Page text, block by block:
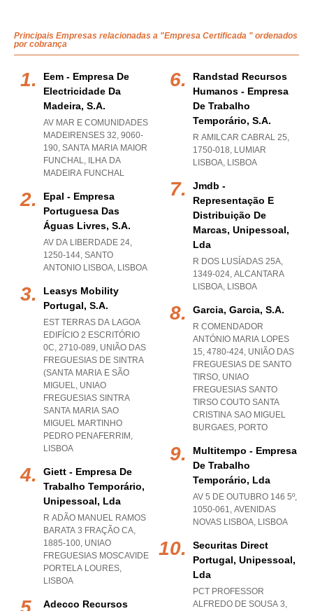
Principais Empresas relacionadas a "Empresa Certificada " ordenados
por cobrança
Eem - Empresa De
Electricidade Da
Madeira, S.a.
AV MAR E COMUNIDADES
MADEIRENSES 32, 9060-
190, SANTA MARIA MAIOR
FUNCHAL, ILHA DA
MADEIRA FUNCHAL
Epal - Empresa
Portuguesa Das
Águas Livres, S.a.
AV DA LIBERDADE 24,
1250-144, SANTO
ANTONIO LISBOA, LISBOA
Leasys Mobility
Portugal, S.a.
EST TERRAS DA LAGOA
EDIFÍCIO 2 ESCRITÓRIO
0C, 2710-089, UNIÃO DAS
FREGUESIAS DE SINTRA
(SANTA MARIA E SÃO
MIGUEL, UNIAO
FREGUESIAS SINTRA
SANTA MARIA SAO
MIGUEL MARTINHO
PEDRO PENAFERRIM ,
LISBOA
Giett - Empresa De
Trabalho Temporário,
Unipessoal, Lda
R ADÃO MANUEL RAMOS
BARATA 3 FRAÇÃO CA,
1885-100, UNIAO
FREGUESIAS MOSCAVIDE
PORTELA LOURES,
LISBOA
Adecco Recursos
Randstad Recursos
Humanos - Empresa
De Trabalho
Temporário, S.a.
R AMILCAR CABRAL 25,
1750-018, LUMIAR
LISBOA, LISBOA
Jmdb -
Representação E
Distribuição De
Marcas, Unipessoal,
Lda
R DOS LUSÍADAS 25A,
1349-024, ALCANTARA
LISBOA, LISBOA
Garcia, Garcia, S.a.
R COMENDADOR
ANTÓNIO MARIA LOPES
15, 4780-424, UNIÃO DAS
FREGUESIAS DE SANTO
TIRSO, UNIAO
FREGUESIAS SANTO
TIRSO COUTO SANTA
CRISTINA SAO MIGUEL
BURGAES, PORTO
Multitempo - Empresa
De Trabalho
Temporário, Lda
AV 5 DE OUTUBRO 146 5º,
1050-061, AVENIDAS
NOVAS LISBOA, LISBOA
Securitas Direct
Portugal, Unipessoal,
Lda
PCT PROFESSOR
ALFREDO DE SOUSA 3,